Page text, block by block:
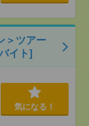
＞ツアー
イト]
気になる！